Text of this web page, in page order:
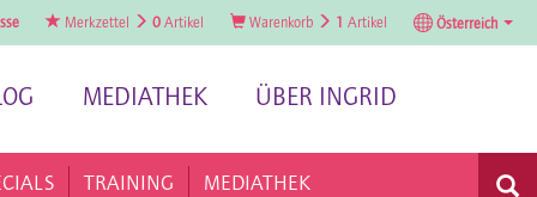
Merkzettel 0 Artikel Warenkorb 1 Artikel Österreich
MEDIATHEK ÜBER INGRID
TRAINING MEDIATHEK